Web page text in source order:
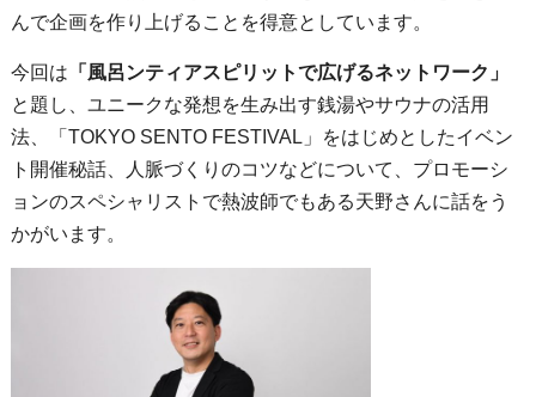
んで企画を作り上げることを得意としています。
今回は 「風呂ンティアスピリットで広げるネットワーク」
と題し、ユニークな発想を生み出す銭湯やサウナの活用
法、「TOKYO SENTO FESTIVAL」をはじめとしたイベン
ト開催秘話、人脈づくりのコツなどについて、プロモーシ
ョンのスペシャリストで熱波師でもある天野さんに話をう
かがいます。